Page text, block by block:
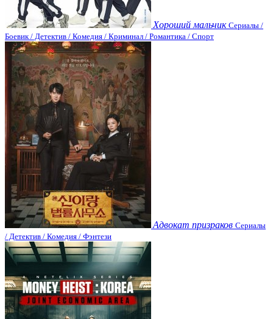
Хороший мальчик Сериалы /
Боевик / Детектив / Комедия / Криминал / Романтика / Спорт
Адвокат призраков Сериалы
/ Детектив / Комедия / Фэнтези